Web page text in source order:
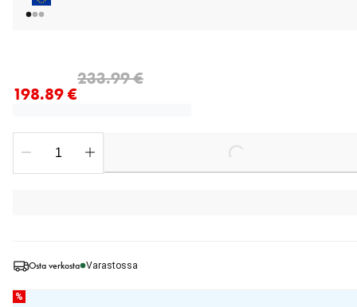
Osta verkosta Varastossa
%
198.89 €
nykyinen hinta 198.89 €
233.99 €
alkuperäinen hinta 233.99 €
Loading...